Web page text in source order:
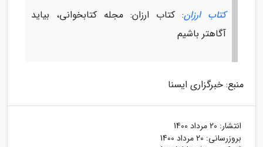
کتاب ارزان: کتاب ارزان: مجله کتابخوانی، بیاید
آگاهتر باشیم
منبع: خبرگزاری ایسنا
انتشار: 20 مرداد 1400
بروزرسانی: 20 مرداد 1400